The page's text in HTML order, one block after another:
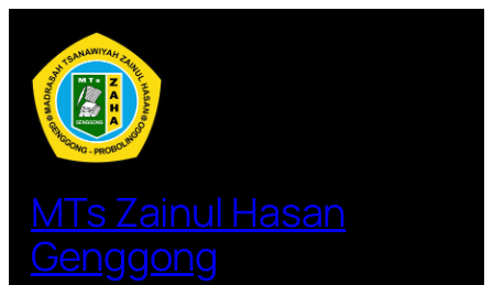
konten
MTs Zainul Hasan
Genggong